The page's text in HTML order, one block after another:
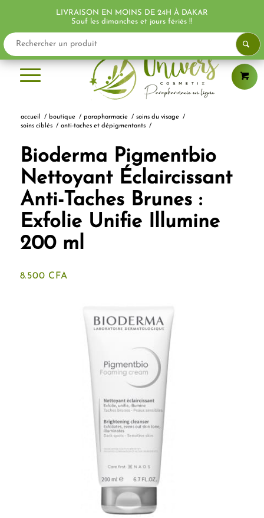
accueil / boutique / parapharmacie / soins du visage
/
soins ciblés / anti-taches et dépigmentants /
Bioderma Pigmentbio
Nettoyant Éclaircissant
Anti-Taches Brunes :
Exfolie Unifie Illumine
200 ml
8.500 CFA
LIVRAISON EN MOINS DE 24H À DAKAR
Sauf les dimanches et jours fériés !!